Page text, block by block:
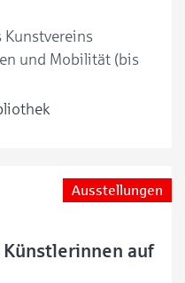
Kunstvereins
und Mobilität (bis
Ausstellungen
Künstlerinnen auf